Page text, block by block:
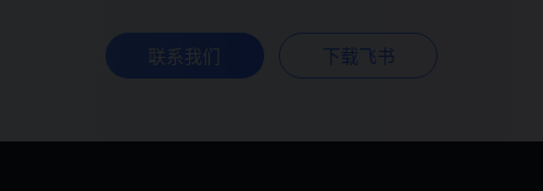
联系我们 下载飞书